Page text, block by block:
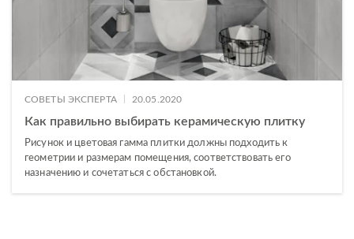
СОВЕТЫ ЭКСПЕРТА 20.05.2020
Как правильно выбирать керамическую плитку
Рисунок и цветовая гамма плитки должны подходить к
геометрии и размерам помещения, соответствовать его
назначению и сочетаться с обстановкой.